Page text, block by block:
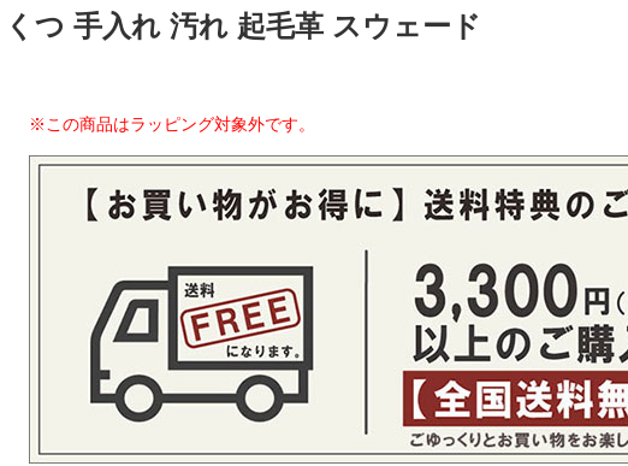
くつ 手入れ 汚れ 起毛革 スウェード
※この商品はラッピング対象外です。